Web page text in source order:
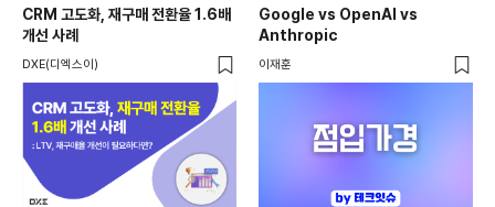
CRM 고도화, 재구매 전환율 1.6배
개선 사례
DXE(디엑스이)
Google vs OpenAI vs
Anthropic
이재훈